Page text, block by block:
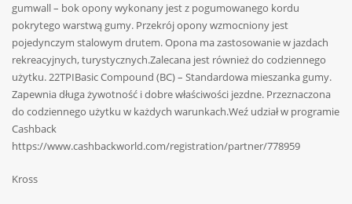
gumwall – bok opony wykonany jest z pogumowanego kordu
pokrytego warstwą gumy. Przekrój opony wzmocniony jest
pojedynczym stalowym drutem. Opona ma zastosowanie w jazdach
rekreacyjnych, turystycznych.Zalecana jest również do codziennego
użytku. 22TPIBasic Compound (BC) – Standardowa mieszanka gumy.
Zapewnia długa żywotność i dobre właściwości jezdne. Przeznaczona
do codziennego użytku w każdych warunkach.Weź udział w programie
Cashback
https://www.cashbackworld.com/registration/partner/778959
Kross